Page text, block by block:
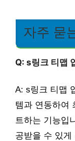
자주 묻
Q: s링크 티맵
A: s링크 티맵
템과 연동하여
트하는 기능입
공받을 수 있게